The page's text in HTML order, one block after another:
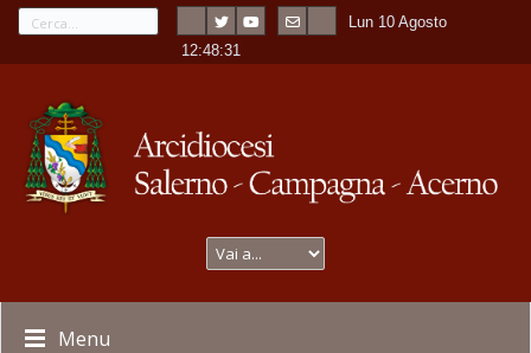
Lun 10 Agosto
12:48:31
Menu